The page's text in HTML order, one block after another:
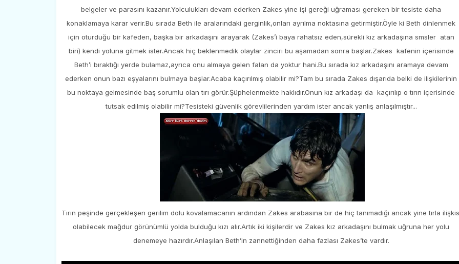
belgeler ve parasını kazanır.Yolculukları devam ederken Zakes yine işi gereği uğraması gereken bir tesiste daha
konaklamaya karar verir.Bu sırada Beth ile aralarındaki gerginlik,onları ayrılma noktasına getirmiştir.Öyle ki Beth dinlenmek
için oturduğu bir kafeden, başka bir arkadaşını arayarak (Zakes’i baya rahatsız eden,sürekli kız arkadaşına smsler atan
biri) kendi yoluna gitmek ister.Ancak hiç beklenmedik olaylar zinciri bu aşamadan sonra başlar.Zakes kafenin içerisinde
Beth’i bıraktığı yerde bulamaz,ayrıca onu almaya gelen falan da yoktur hani.Bu sırada kız arkadaşını aramaya devam
ederken onun bazı eşyalarını bulmaya başlar.Acaba kaçırılmış olabilir mi?Tam bu sırada Zakes dışarıda belki de ilişkilerinin
bu noktaya gelmesinde baş sorumlu olan tırı görür.Şüphelenmekte haklıdır.Onun kız arkadaşı da kaçırılıp o tırın içerisinde
tutsak edilmiş olabilir mi?Tesisteki güvenlik görevlilerinden yardım ister ancak yanlış anlaşılmıştır...
Tırın peşinde gerçekleşen gerilim dolu kovalamacanın ardından Zakes arabasına bir de hiç tanımadığı ancak yine tırla
olabilecek mağdur görünümlü yolda bulduğu kızı alır.Artık iki kişilerdir ve Zakes kız arkadaşını bulmak uğruna her yolu
denemeye hazırdır.Anlaşılan Beth’in zannettiğinden daha fazlası Zakes’te vardır.